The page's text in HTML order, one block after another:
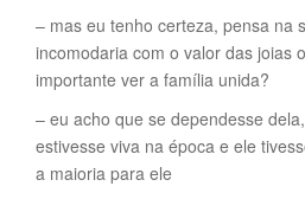
– mas eu tenho certeza, pensa na
incomodaria com o valor das joias
importante ver a família unida?
– eu acho que se dependesse
estivesse viva na época e ele
a maioria para ele